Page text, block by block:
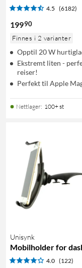
4.5 (6182)
19990
Finnes i 2 varianter
Opptil 20 W
Ekstremt liten -
reiser!
Perfekt til Apple
Nettlager: 100+ st
Unisynk
Mobilholder for
4.0 (122)